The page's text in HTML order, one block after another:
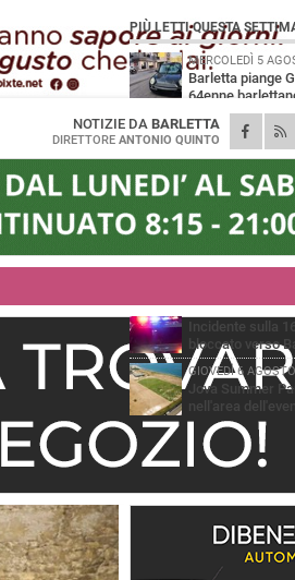
NOTIZIE DA BARLETTA
DIRETTORE ANTONIO QUINTO
PIÙ LETTI QUESTA
MERCOLEDÌ 5
Barletta piange
64enne
GIOVEDÌ 6 AGOSTO
Il ricordo di
sorriso:
separavano dalla
MERCOLEDÌ 5
sopralluogo
Beni confiscati
VENERDÌ 7
Incidente sulla
bloccato verso
GIOVEDÌ 6 AGOSTO
Jova Summer
nell'area